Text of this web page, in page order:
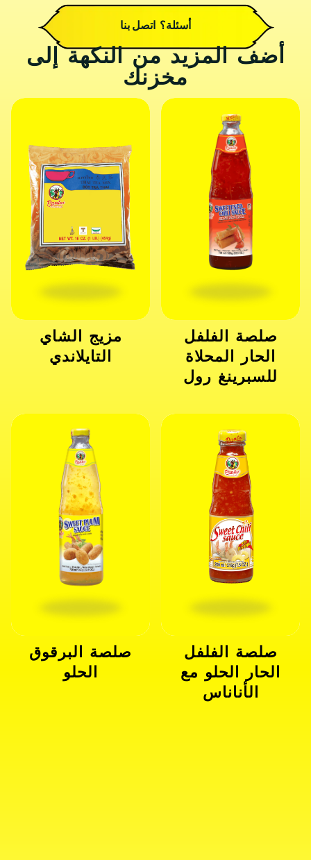
أسئلة؟ اتصل بنا
أضف المزيد من النكهة إلى
مخزنك
مزيج الشاي
التايلاندي
صلصة الفلفل
الحار المحلاة
للسبرينغ رول
صلصة البرقوق
الحلو
صلصة الفلفل
الحار الحلو مع
الأناناس